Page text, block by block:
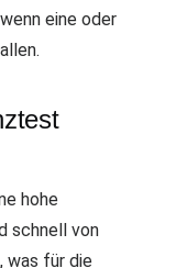
eine oder
hohe
schnell von
was für die